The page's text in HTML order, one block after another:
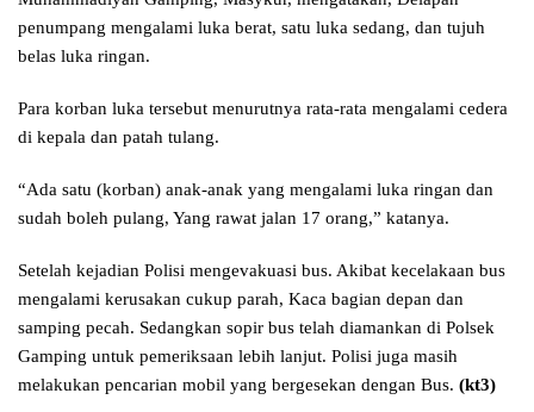
penumpang mengalami luka berat, satu luka sedang, dan tujuh
belas luka ringan.
Para korban luka tersebut menurutnya rata-rata mengalami cedera
di kepala dan patah tulang.
“Ada satu (korban) anak-anak yang mengalami luka ringan dan
sudah boleh pulang, Yang rawat jalan 17 orang,” katanya.
Setelah kejadian Polisi mengevakuasi bus. Akibat kecelakaan bus
mengalami kerusakan cukup parah, Kaca bagian depan dan
samping pecah. Sedangkan sopir bus telah diamankan di Polsek
Gamping untuk pemeriksaan lebih lanjut. Polisi juga masih
melakukan pencarian mobil yang bergesekan dengan Bus. (kt3)